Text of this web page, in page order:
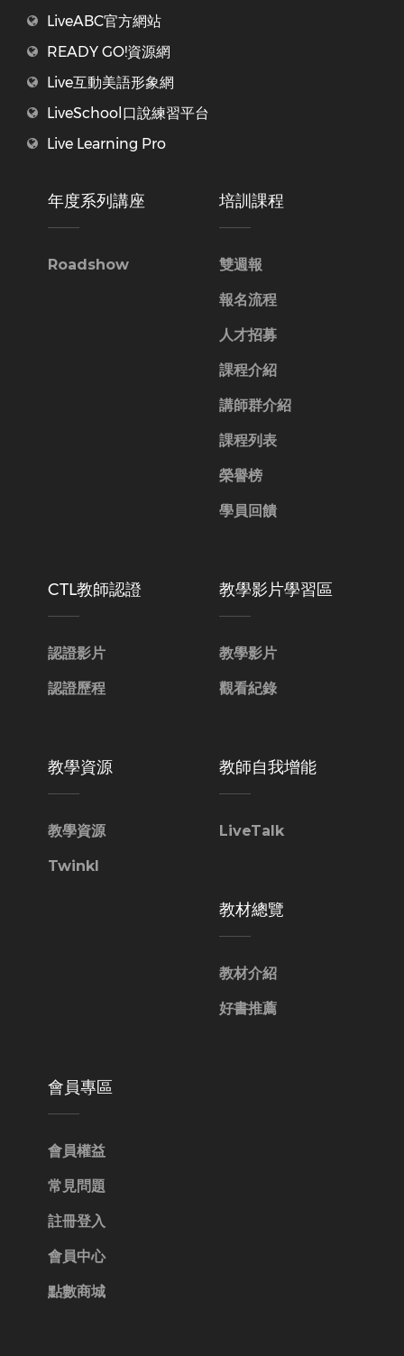
LiveABC官方網站
READY GO!資源網
Live互動美語形象網
LiveSchool口說練習平台
Live Learning Pro
年度系列講座
Roadshow
培訓課程
雙週報
報名流程
人才招募
課程介紹
講師群介紹
課程列表
榮譽榜
學員回饋
CTL教師認證
認證影片
認證歷程
教學影片學習區
教學影片
觀看紀錄
教學資源
教學資源
Twinkl
教師自我增能
LiveTalk
教材總覽
教材介紹
好書推薦
會員專區
會員權益
常見問題
註冊登入
會員中心
點數商城